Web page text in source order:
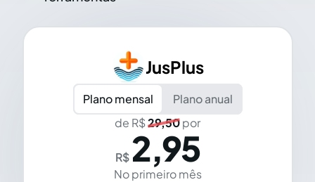
JusPlus
Plano mensal
Plano anual
de R$29,50por
R$ 2,95
No primeiro mês